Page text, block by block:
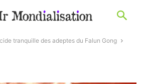
tranquille des adeptes du Falun Gong